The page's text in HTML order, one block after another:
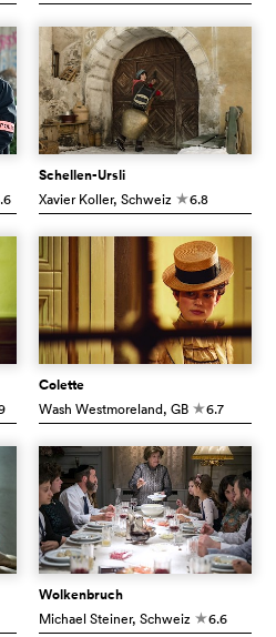
Schellen-Ursli
Xavier Koller, Schweiz c6.8
Colette
Wash Westmoreland, GB c6.7
Wolkenbruch
Michael Steiner, Schweiz c6.6